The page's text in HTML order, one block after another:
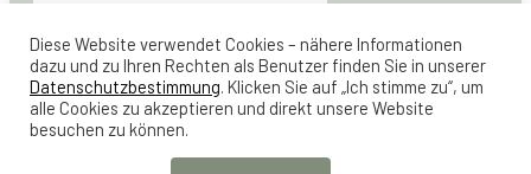
Verkauf & Office:079 928 80 04
Werkstatt044 461 21 23
Lager Feldstrasse 24
Diese Website verwendet Cookies – nähere Informationen
dazu und zu Ihren Rechten als Benutzer finden Sie in unserer
Datenschutzbestimmung. Klicken Sie auf „Ich stimme zu“, um
alle Cookies zu akzeptieren und direkt unsere Website
besuchen zu können.